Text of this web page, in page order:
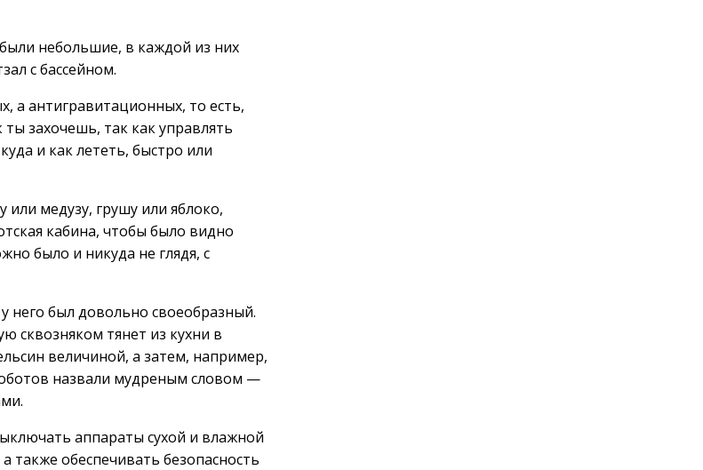
небольшие, в каждой из них
с бассейном.
антигравитационных, то есть,
захочешь, так как управлять
и как лететь, быстро или
медузу, грушу или яблоко,
кабина, чтобы было видно
было и никуда не глядя, с
был довольно своеобразный.
сквозняком тянет из кухни в
величиной, а затем, например,
назвали мудреным словом —
аппараты сухой и влажной
также обеспечивать безопасность